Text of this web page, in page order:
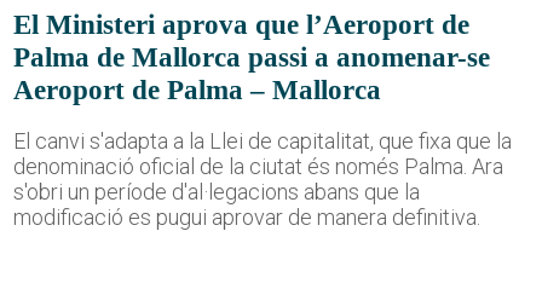
El Ministeri aprova que l’Aeroport de
Palma de Mallorca passi a anomenar-se
Aeroport de Palma – Mallorca
El canvi s'adapta a la Llei de capitalitat, que fixa que la
denominació oficial de la ciutat és només Palma. Ara
s'obri un període d'al·legacions abans que la
modificació es pugui aprovar de manera definitiva.